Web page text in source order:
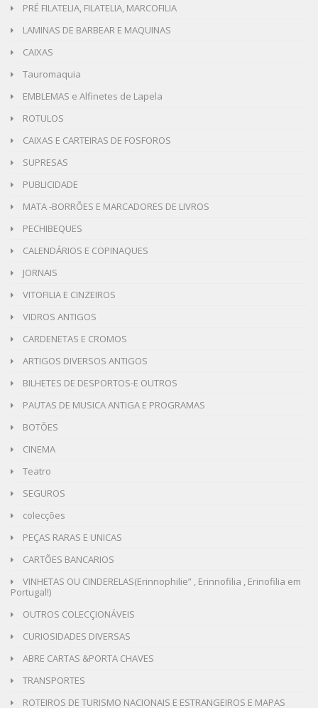
PRÉ FILATELIA, FILATELIA, MARCOFILIA
LAMINAS DE BARBEAR E MAQUINAS
CAIXAS
Tauromaquia
EMBLEMAS e Alfinetes de Lapela
ROTULOS
CAIXAS E CARTEIRAS DE FOSFOROS
SUPRESAS
PUBLICIDADE
MATA -BORRÕES E MARCADORES DE LIVROS
PECHIBEQUES
CALENDÁRIOS E COPINAQUES
JORNAIS
VITOFILIA E CINZEIROS
VIDROS ANTIGOS
CARDENETAS E CROMOS
ARTIGOS DIVERSOS ANTIGOS
BILHETES DE DESPORTOS-E OUTROS
PAUTAS DE MUSICA ANTIGA E PROGRAMAS
BOTÕES
CINEMA
Teatro
SEGUROS
colecções
PEÇAS RARAS E UNICAS
CARTÕES BANCARIOS
VINHETAS OU CINDERELAS(Erinnophilie” , Erinnofilia , Erinofilia em
Portugal!)
OUTROS COLECÇIONÁVEIS
CURIOSIDADES DIVERSAS
ABRE CARTAS &PORTA CHAVES
TRANSPORTES
ROTEIROS DE TURISMO NACIONAIS E ESTRANGEIROS E MAPAS